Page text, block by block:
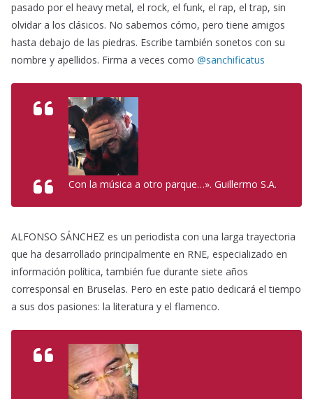
pasado por el heavy metal, el rock, el funk, el rap, el trap, sin
olvidar a los clásicos. No sabemos cómo, pero tiene amigos
hasta debajo de las piedras. Escribe también sonetos con su
nombre y apellidos. Firma a veces como @sanchificatus
Con la música a otro parque…». Guillermo S.A.
ALFONSO SÁNCHEZ es un periodista con una larga trayectoria
que ha desarrollado principalmente en RNE, especializado en
información política, también fue durante siete años
corresponsal en Bruselas. Pero en este patio dedicará el tiempo
a sus dos pasiones: la literatura y el flamenco.